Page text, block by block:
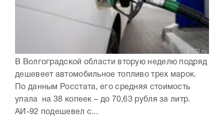
В Волгоградской области вторую неделю подряд
дешевеет автомобильное топливо трех марок.
По данным Росстата, его средняя стоимость
упала на 38 копеек – до 70,63 рубля за литр.
АИ-92 подешевел с...